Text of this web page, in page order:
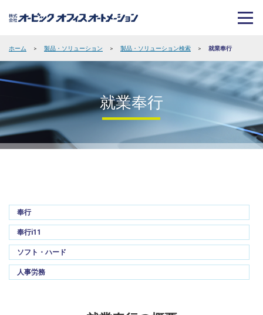
ホーム > 製品・ソリューション > 製品・ソリューション検索 > 就業奉行
就業奉行
奉行
奉行i11
ソフト・ハード
人事労務